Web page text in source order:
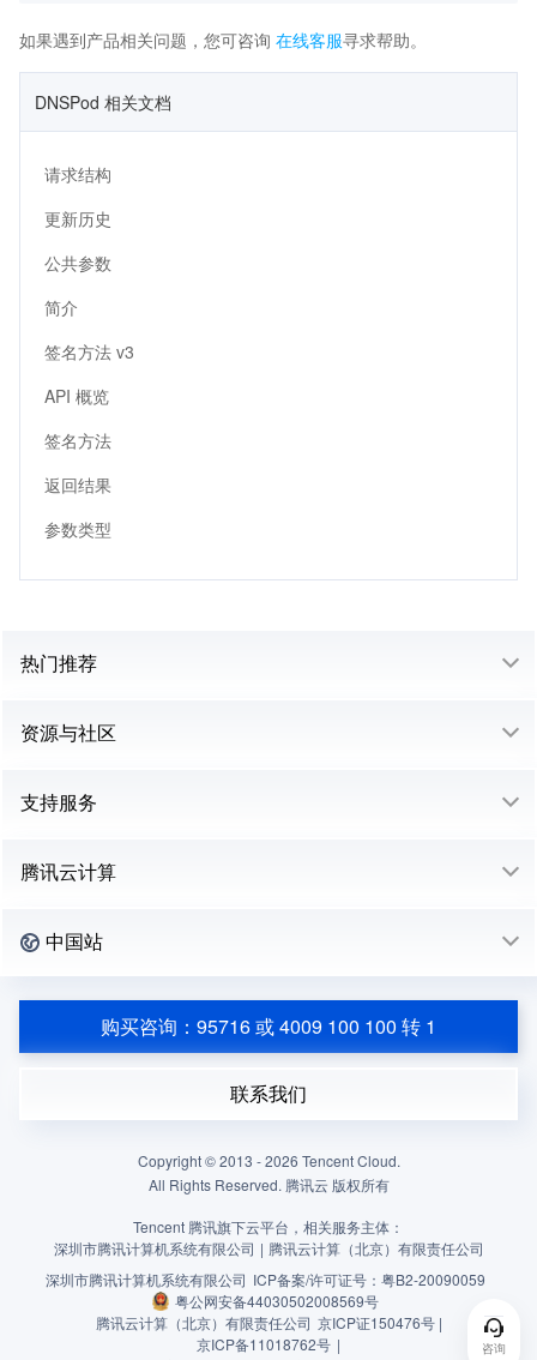
如果遇到产品相关问题，您可咨询 在线客服寻求帮助。
DNSPod 相关文档
请求结构
更新历史
公共参数
简介
签名方法 v3
API 概览
签名方法
返回结果
参数类型
咨询
热门推荐
资源与社区
支持服务
腾讯云计算
中国站
购买咨询：95716 或 4009 100 100 转 1
联系我们
Copyright © 2013 -2026 Tencent Cloud.
All Rights Reserved. 腾讯云 版权所有
Tencent 腾讯旗下云平台，相关服务主体：
深圳市腾讯计算机系统有限公司 | 腾讯云计算（北京）有限责任公司
深圳市腾讯计算机系统有限公司 ICP备案/许可证号： 粤B2-20090059
粤公网安备44030502008569号
腾讯云计算（北京）有限责任公司 京ICP证150476号 |
京ICP备11018762号 |